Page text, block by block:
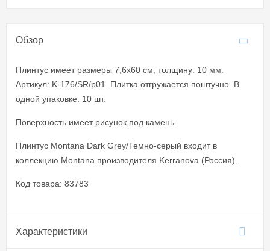
Обзор
Плинтус имеет размеры 7,6x60 см, толщину: 10 мм.
Артикул: K-176/SR/p01. Плитка отгружается поштучно. В
одной упаковке: 10 шт.
Поверхность имеет рисунок под камень.
Плинтус Montana Dark Grey/Темно-серый входит в
коллекцию Montana производителя Kerranova (Россия).
Код товара: 83783
Характеристики